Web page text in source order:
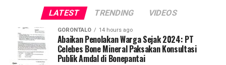
LATEST TRENDING VIDEOS
GORONTALO 14 hours ago
Abaikan Penolakan Warga Sejak 2024: PT
Celebes Bone Mineral Paksakan Konsultasi
Publik Amdal di Bonepantai